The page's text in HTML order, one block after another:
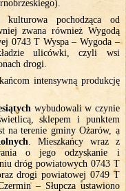
kulturowa pochodząca od
zwana również Wygodą
0743 T Wyspa – Wygoda –
ulicówki, czyli wsi
drogi.
intensywną produkcję
wybudowali w czynie
sklepem i punktem
na terenie gminy Ożarów, a
. Mieszkańcy wraz z
o jego odzyskanie i
dróg powiatowych 0743 T
drogi powiatowej 0749 T
– Słupcza ustawiono